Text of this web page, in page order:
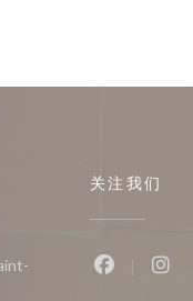
关注我们